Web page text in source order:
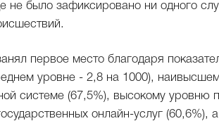
не было зафиксировано ни одного
первое место благодаря
уровне - 2,8 на 1000),
системе (67,5%), высокому уровню
онлайн-услуг